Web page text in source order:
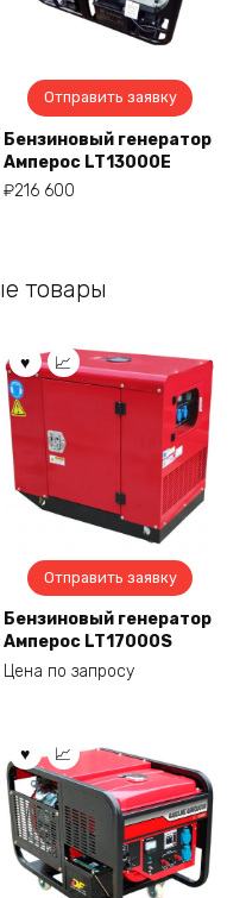
Отправить заявку
Бензиновый генератор
Амперос LT13000E
₽216 600
товары
Отправить заявку
Бензиновый генератор
Амперос LT17000S
Цена по запросу